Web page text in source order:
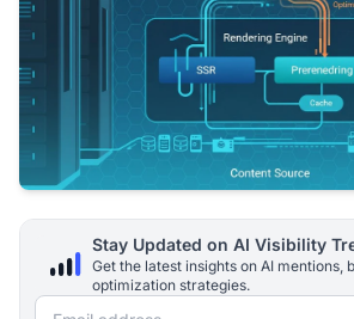
Stay Updated on AI Visibility
Get the latest insights on AI mentions,
optimization strategies.
Email address